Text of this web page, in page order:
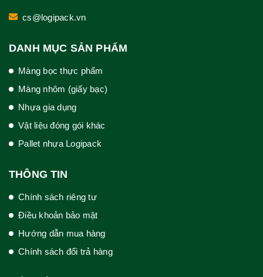
cs@logipack.vn
DANH MỤC SẢN PHẨM
Màng bọc thực phẩm
Màng nhôm (giấy bạc)
Nhựa gia dụng
Vật liệu đóng gói khác
Pallet nhựa Logipack
THÔNG TIN
Chính sách riêng tư
Điều khoản bảo mật
Hướng dẫn mua hàng
Chính sách đổi trả hàng